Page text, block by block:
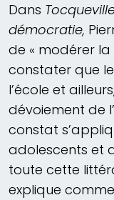
Dans
démocratie,
de « modérer
constater que
l’école et
dévoiement de
constat
adolescents et
toute cette
explique